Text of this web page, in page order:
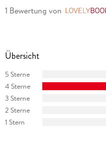
1 Bewertung von
Übersicht
5 Sterne
4 Sterne
3 Sterne
2 Sterne
1 Stern